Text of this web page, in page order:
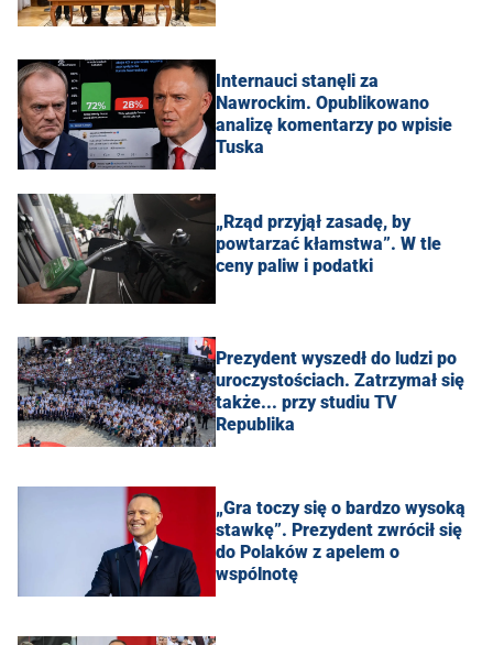
Internauci stanęli za
Nawrockim. Opublikowano
analizę komentarzy po wpisie
Tuska
„Rząd przyjął zasadę, by
powtarzać kłamstwa”. W tle
ceny paliw i podatki
Prezydent wyszedł do ludzi po
uroczystościach. Zatrzymał się
także... przy studiu TV
Republika
„Gra toczy się o bardzo wysoką
stawkę”. Prezydent zwrócił się
do Polaków z apelem o
wspólnotę